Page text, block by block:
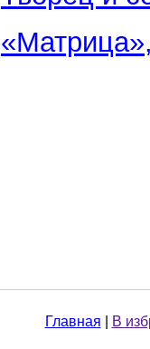
Главная В